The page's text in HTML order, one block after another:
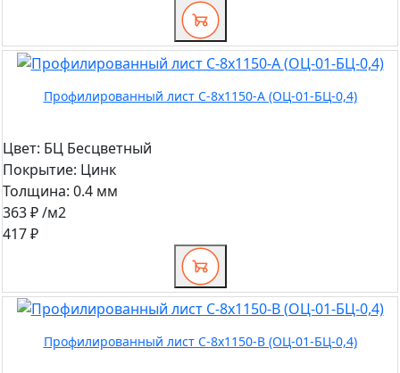
Профилированный лист С-8х1150-A (ОЦ-01-БЦ-0,4)
Цвет: БЦ Бесцветный
Покрытие: Цинк
Толщина: 0.4 мм
363 ₽/м2
417 ₽
Профилированный лист С-8х1150-B (ОЦ-01-БЦ-0,4)